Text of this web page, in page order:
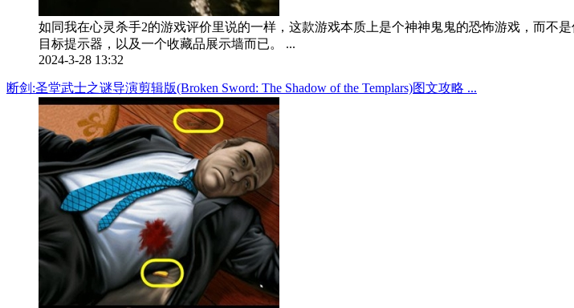
如同我在心灵杀手2的游戏评价里说的一样，这款游戏本质上是个神神鬼鬼的恐怖游戏，而不
目标提示器，以及一个收藏品展示墙而已。 ...
2024-3-28 13:32
断剑:圣堂武士之谜导演剪辑版(Broken Sword: The Shadow of the Templars)图文攻略 ...